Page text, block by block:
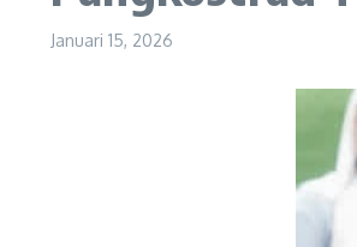
Januari 15, 2026